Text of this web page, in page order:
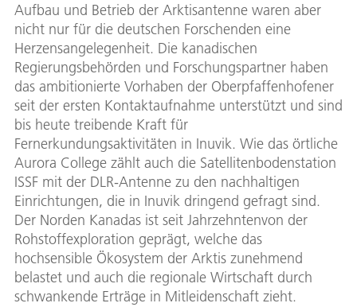
Aufbau und Betrieb der Arktisantenne waren aber
nicht nur für die deutschen Forschenden eine
Herzensangelegenheit. Die kanadischen
Regierungsbehörden und Forschungspartner haben
das ambitionierte Vorhaben der Oberpfaffenhofener
seit der ersten Kontaktaufnahme unterstützt und sind
bis heute treibende Kraft für
Fernerkundungsaktivitäten in Inuvik. Wie das örtliche
Aurora College zählt auch die Satellitenbodenstation
ISSF mit der DLR-Antenne zu den nachhaltigen
Einrichtungen, die in Inuvik dringend gefragt sind.
Der Norden Kanadas ist seit Jahrzehntenvon der
Rohstoffexploration geprägt, welche das
hochsensible Ökosystem der Arktis zunehmend
belastet und auch die regionale Wirtschaft durch
schwankende Erträge in Mitleidenschaft zieht.